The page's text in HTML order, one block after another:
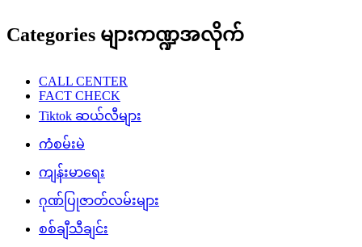
Categories များကဏ္ဍအလိုက်
CALL CENTER
FACT CHECK
Tiktok ဆယ်လီများ
ကံစမ်းမဲ
ကျန်းမာရေး
ဂုဏ်ပြုဇာတ်လမ်းများ
စစ်ချီသီချင်း